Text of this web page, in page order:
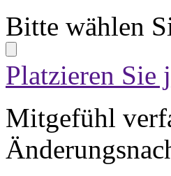
Bitte wählen
Platzieren Sie
Mitgefühl